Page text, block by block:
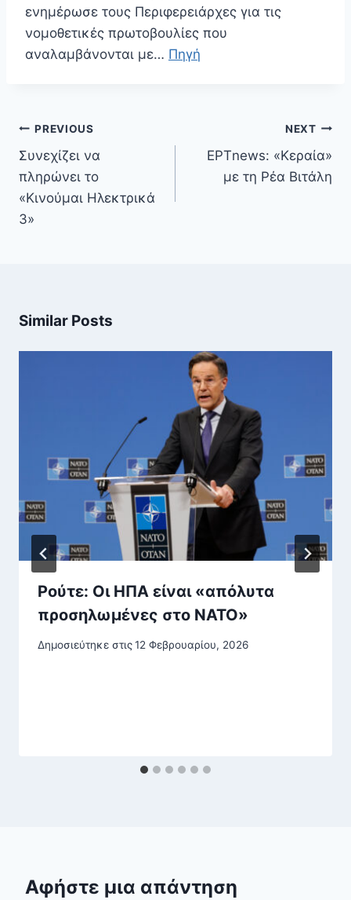
ενημέρωσε τους Περιφερειάρχες για τις
νομοθετικές πρωτοβουλίες που
αναλαμβάνονται με… Πηγή
Πλοήγηση
άρθρων
PREVIOUS
Συνεχίζει να
πληρώνει το
«Κινούμαι Ηλεκτρικά
3»
NEXT
ΕΡΤnews: «Κεραία»
με τη Ρέα Βιτάλη
Similar Posts
Ρούτε: Οι ΗΠΑ είναι «απόλυτα
προσηλωμένες στο ΝΑΤΟ»
Δημοσιεύτηκε στις12 Φεβρουαρίου, 2026
Αφήστε μια απάντηση